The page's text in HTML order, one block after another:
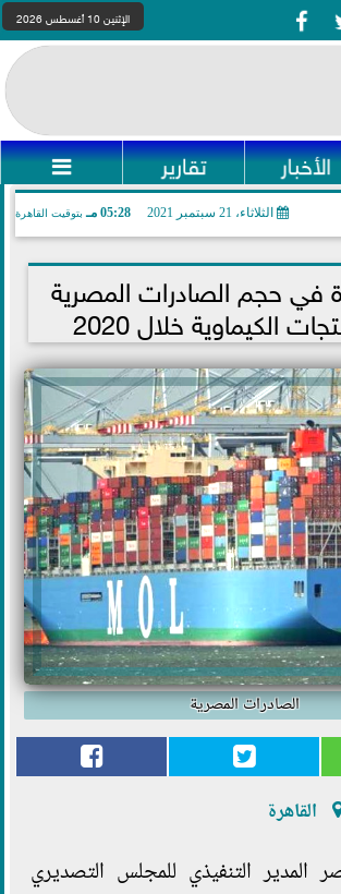
 الإثنين 10 أغسطس 2026
الأخبار تقارير 
الثلاثاء، 21 سبتمبر 2021 05:28 مـ بتوقيت القاهرة
في حجم الصادرات المصرية
الكيماوية خلال 2020
الصادرات المصرية
القاهرة
المدير التنفيذي للمجلس التصديري